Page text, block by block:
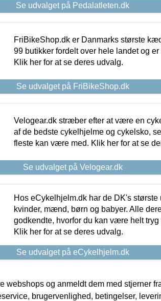
Se udvalget på Pedalatleten.dk
FriBikeShop.dk er Danmarks største
99 butikker fordelt over hele landet og
Klik her for at se deres udvalg.
Se udvalget på FriBikeShop.dk
Velogear.dk stræber efter at være en
af de bedste cykelhjelme og cykelsko,
fleste kan være med. Klik her for at se
Se udvalget på Velogear.dk
Hos eCykelhjelm.dk har de DK's største
kvinder, mænd, børn og babyer. Alle
godkendte, hvorfor du kan være helt
Klik her for at se deres udvalg.
Se udvalget på eCykelhjelm.dk
og anmeldt dem med stjerner
brugervenlighed, betingelser,